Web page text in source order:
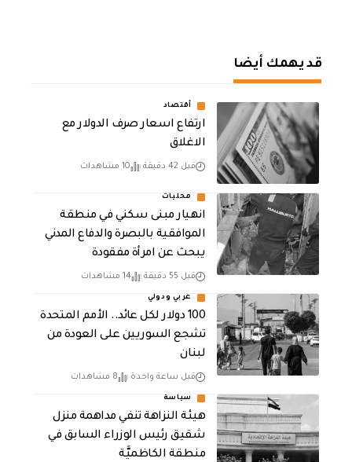
قد يهمك أيضا
أقتصاد
ارتفاع اسعار صرف الدولار مع
الاغلاق
قبل 42 دقيقة 10 مشاهدات
محليات
انهيار مبنى سكني في منطقة
الموافقية بالبصرة والدفاع المدني
يبحث عن امرأة مفقودة
قبل 55 دقيقة 14 مشاهدات
عربي ودولي
100 دولار لكل عائد.. الأمم المتحدة
تشجع السوريين على العودة من
لبنان
قبل ساعة واحدة 8 مشاهدات
سياسة
هيئة النزاهة تنفي مداهمة منزل
شقيق رئيس الوزراء السابق في
منطقة الكاظميَّة